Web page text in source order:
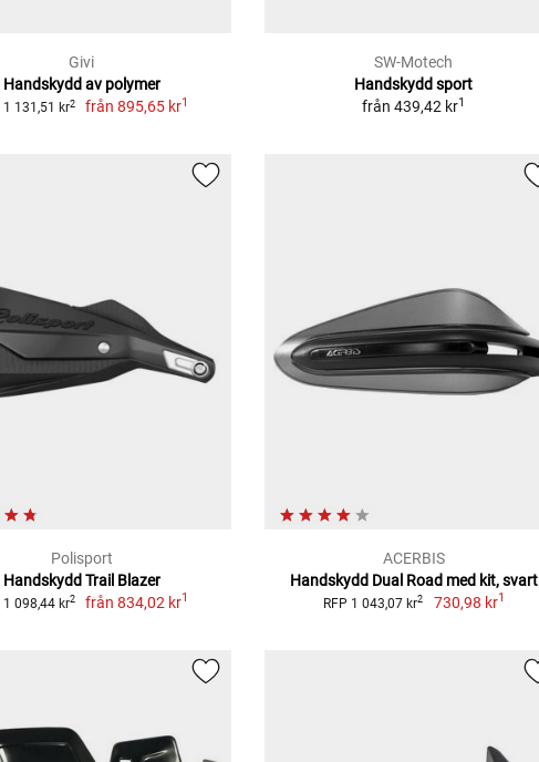
Givi
Handskydd av polymer
1 131,51 kr2 från895,65 kr1
SW-Motech
Handskydd sport
från439,42 kr1
Polisport
Handskydd Trail Blazer
1 098,44 kr2 från834,02 kr1
ACERBIS
Handskydd Dual Road med kit, svart
RFP 1 043,07 kr2 730,98 kr1